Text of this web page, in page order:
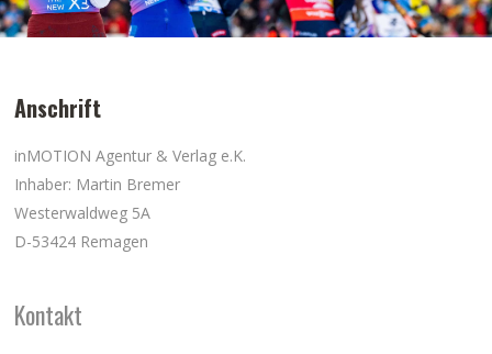
Anschrift
inMOTION Agentur & Verlag e.K.
Inhaber: Martin Bremer
Westerwaldweg 5A
D-53424 Remagen
Kontakt